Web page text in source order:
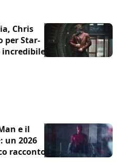
Chris
per Star-
e il
un 2026
racconto